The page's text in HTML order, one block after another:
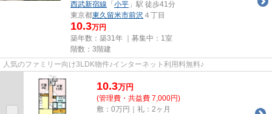
西武新宿線 「 小平 」駅 徒歩41分
東京都東久留米市前沢 ４丁目
10.3万円
築年数：築31年 ｜募集中： 1室
階数：3階建
人気のファミリー向け3LDK物件♪インターネット利用料無料♪
10.3万円
(管理費・共益費 7,000円)
敷：0万円｜礼：2ヶ月